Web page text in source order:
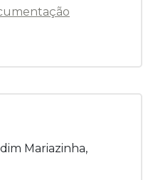
Mariazinha,